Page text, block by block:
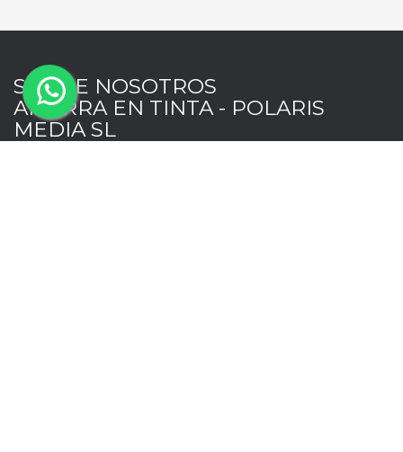
SOBRE NOSOTROS
AHORRA EN TINTA - POLARIS
MEDIA SL